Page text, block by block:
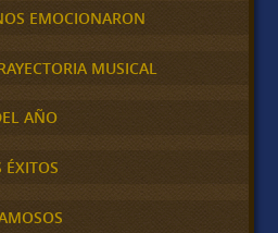
EMOCIONARON
MUSICAL
AÑO
ÉXITOS